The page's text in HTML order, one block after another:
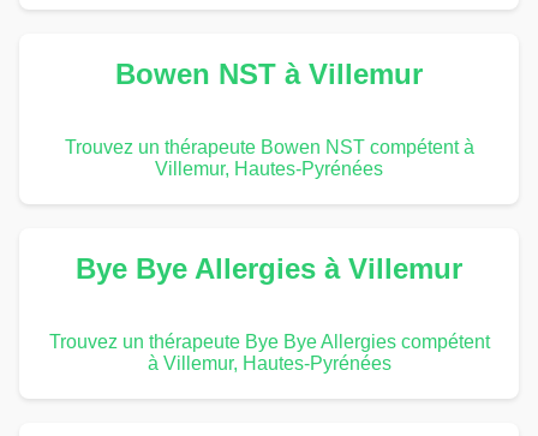
Bowen NST à Villemur
Trouvez un thérapeute Bowen NST compétent à
Villemur, Hautes-Pyrénées
Bye Bye Allergies à Villemur
Trouvez un thérapeute Bye Bye Allergies compétent
à Villemur, Hautes-Pyrénées